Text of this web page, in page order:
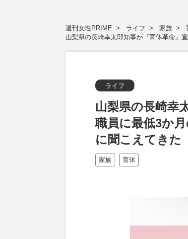
週刊女性PRIME ライフ 家族
山梨県の長崎幸太郎知事が『育休革命』
ライフ
山梨県の長崎幸
職員に最低3か
に聞こえてきた
家族 育休